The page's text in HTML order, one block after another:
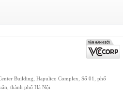
Building, Hapulico Complex, Số 01, phố
thành phố Hà Nội